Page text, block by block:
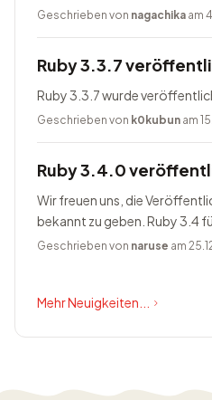
Geschrieben von nagachika am
Ruby 3.3.7
Ruby 3.3.7 wurde
Geschrieben von k0kubun am
Ruby 3.4.0
Wir freuen uns, die
bekannt zu geben. Ruby 3.4
Blockparameter ein, ändert
Geschrieben von naruse am
Mehr Neuigkeiten...